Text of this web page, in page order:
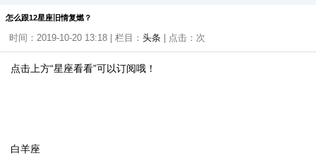
怎么跟12星座旧情复燃？
时间：2019-10-20 13:18 | 栏目： 头条 | 点击： 次
点击上方“星座看看”可以订阅哦！
白羊座